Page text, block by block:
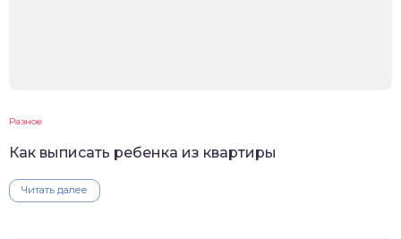
Разное
Как выписать ребенка из квартиры
Читать далее